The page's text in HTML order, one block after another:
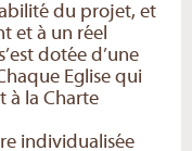
du projet, et
et à un réel
dotée d’une
Eglise qui
à la Charte
individualisée